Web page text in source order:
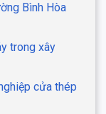
Bình Hòa
trong xây
cửa thép